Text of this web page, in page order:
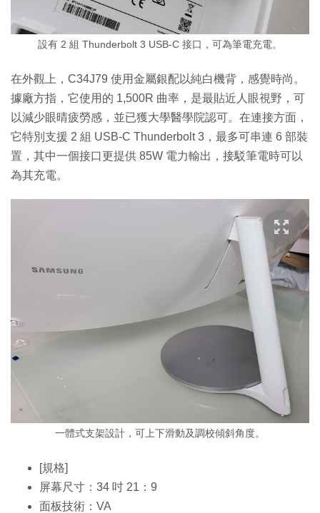
設有 2 組 Thunderbolt 3 USB-C 接口，可為筆電充電。
在外觀上，C34J79 使用金屬銀配以純白機背，感覺時尚。
據廠方指，它使用的 1,500R 曲率，是最貼近人眼視野，可
以減少眼晴疲勞感，並已獲大學醫學院認可。在連接方面，
它特別支援 2 組 USB-C Thunderbolt 3，最多可串連 6 部裝
置，其中一個接口更提供 85W 電力輸出，接駁筆電時可以
為其充電。
一體式支架設計，可上下滑動及調校傾斜角度。
[規格]
屏幕尺寸：34 吋 21：9
面板技術：VA